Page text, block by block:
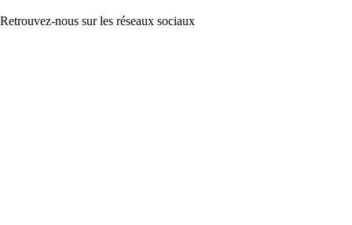
Retrouvez-nous sur les réseaux sociaux